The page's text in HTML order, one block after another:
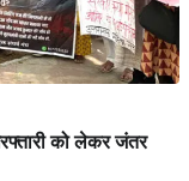
को लेकर जंतर